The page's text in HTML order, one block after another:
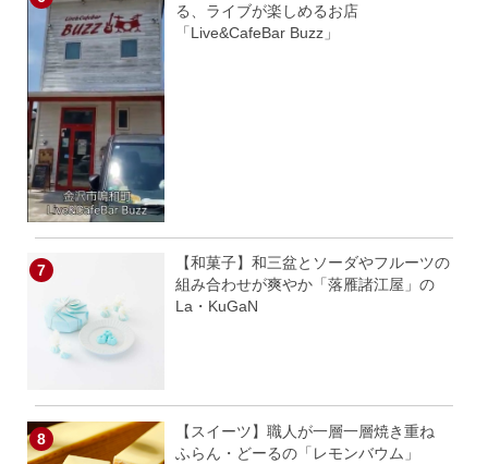
る、ライブが楽しめるお店
「Live&CafeBar Buzz」
【和菓子】和三盆とソーダやフルーツの
組み合わせが爽やか「落雁諸江屋」の
La・KuGaN
【スイーツ】職人が一層一層焼き重ね
ふらん・どーるの「レモンバウム」